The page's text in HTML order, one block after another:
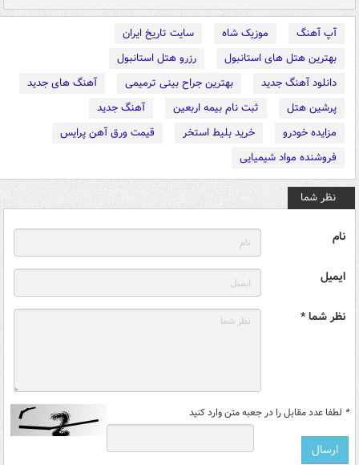
آپ آهنگ موزیک شاه
سایت تاریخ ایران
بهترین هتل های استانبول
رزرو هتل استانبول
دانلود آهنگ جدید
بهترین جراح بینی ترمیمی
آهنگ های جدید
پرشین هتل
ثبت نام بیمه اربعین
آهنگ جدید
مزایده خودرو
خرید بلیط استخر
قیمت ورق آهن پرایس
فروشنده مواد شیمیایی
نظر شما
نام
ایمیل
نظر شما *
* لطفا عدد مقابل را در جعبه متن وارد کنید